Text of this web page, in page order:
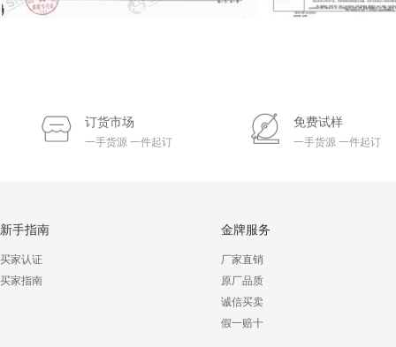
订货市场
一手货源 一件起订
免费试样
一手货源 一件起订
新手指南
买家认证
买家指南
金牌服务
厂家直销
原厂品质
诚信买卖
假一赔十